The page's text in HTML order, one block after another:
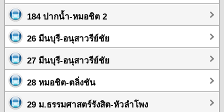
184 ปากน้ำ-หมอชิต 2
26 มีนบุรี-อนุสาวรีย์ชัย
27 มีนบุรี-อนุสาวรีย์ชัย
28 หมอชิต-ตลิ่งชัน
29 ม.ธรรมศาสตร์รังสิต-หัวลำโพง